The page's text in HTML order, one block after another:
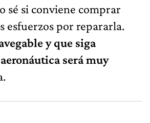
sé si conviene comprar
esfuerzos por repararla.
y que siga
será muy